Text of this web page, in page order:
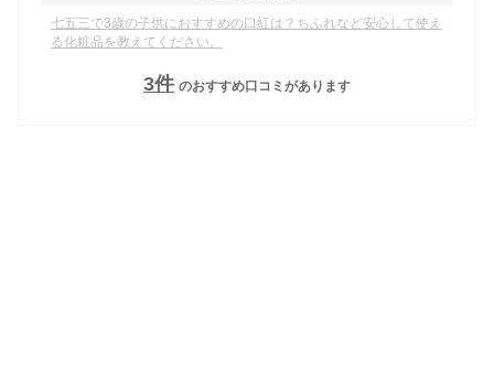
七五三で3歳の子供におすすめの口紅は？ちふれなど安心して使え
る化粧品を教えてください。
3件 のおすすめ口コミがあります